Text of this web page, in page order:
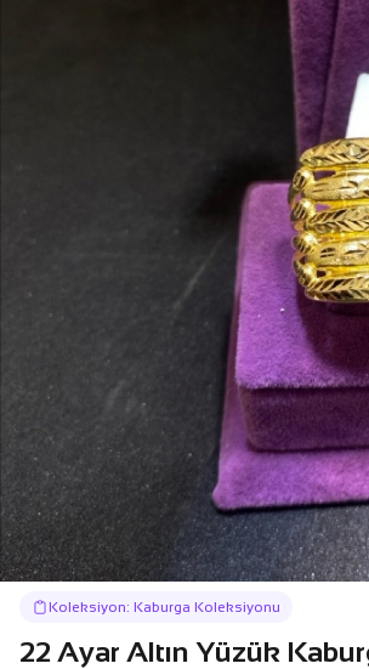
Koleksiyon: Kaburga Koleksiyonu
22 Ayar Altın Yüzük